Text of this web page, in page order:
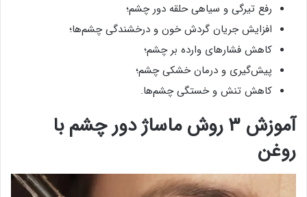
رفع تیرگی و سیاهی حلقه دور چشم؛
افزایش جریان گردش خون و درخشندگی چشم‌ها؛
کاهش فشارهای وارده بر چشم؛
پیش‌گیری و درمان خشکی چشم؛
کاهش تنش و خستگی چشم‌ها.
آموزش ۳ روش ماساژ دور چشم با
روغن